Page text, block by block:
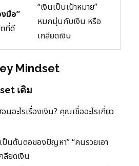
งมือ”
ที่ดี
“เงินเป็นเป้าหมาย”
หมกมุ่นกับเงิน หรือ
เกลียดเงิน
Mindset
เดิม
อะไรเรื่องเงิน? คุณเชื่ออะไรเกี่ยว
ป็นต้นตอของปัญหา” “คนรวยเอา
ลียดเงิน